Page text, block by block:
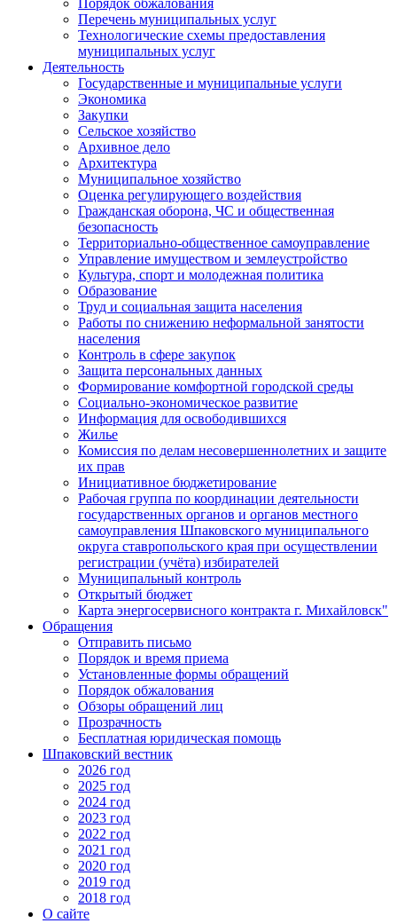
Порядок обжалования
Перечень муниципальных услуг
Технологические схемы предоставления
муниципальных услуг
Деятельность
Государственные и муниципальные услуги
Экономика
Закупки
Сельское хозяйство
Архивное дело
Архитектура
Муниципальное хозяйство
Оценка регулирующего воздействия
Гражданская оборона, ЧС и общественная
безопасность
Территориально-общественное самоуправление
Управление имуществом и землеустройство
Культура, спорт и молодежная политика
Образование
Труд и социальная защита населения
Работы по снижению неформальной занятости
населения
Контроль в сфере закупок
Защита персональных данных
Формирование комфортной городской среды
Социально-экономическое развитие
Информация для освободившихся
Жилье
Комиссия по делам несовершеннолетних и защите
их прав
Инициативное бюджетирование
Рабочая группа по координации деятельности
государственных органов и органов местного
самоуправления Шпаковского муниципального
округа ставропольского края при осуществлении
регистрации (учёта) избирателей
Муниципальный контроль
Открытый бюджет
Карта энергосервисного контракта г. Михайловск"
Обращения
Отправить письмо
Порядок и время приема
Установленные формы обращений
Порядок обжалования
Обзоры обращений лиц
Прозрачность
Бесплатная юридическая помощь
Шпаковский вестник
2026 год
2025 год
2024 год
2023 год
2022 год
2021 год
2020 год
2019 год
2018 год
О сайте